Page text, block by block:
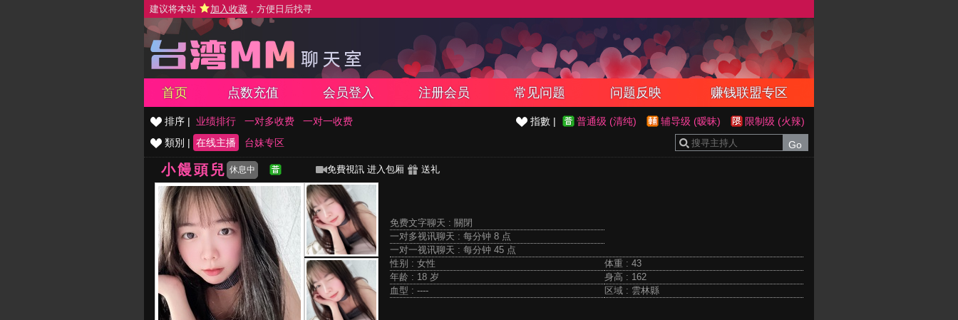
建议将本站 加入收藏 ，方便日后找寻
首页 点数充值 会员登入 注册会员 常见问题 问题反映 赚钱联盟专区
排序 | 业绩排行 一对多收费 一对一收费 指數 | 普通级 (清纯) 辅导级 (暧昧)
限制级 (火辣)
類別 | 在线主播 台妹专区
小饅頭兒 休息中 免費視訊 进入包厢 送礼
免费文字聊天 : 關閉
一对多视讯聊天 : 每分钟 8 点
一对一视讯聊天 : 每分钟 45 点
性别 : 女性
体重 : 43
年龄 : 18 岁
身高 : 162
血型 : ----
区域 : 雲林縣